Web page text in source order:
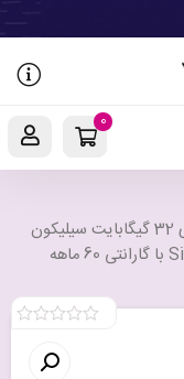
0
/ فلش مموری 32 گیگابایت سیلیکون
پاور مدل Silicon Power Jewel J07 USB 3.1 با گارانتی 60 ماهه